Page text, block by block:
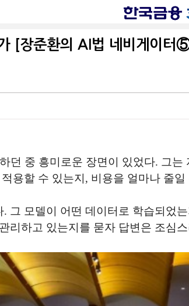
[장준환의 AI법 네비게이터
던 중 흥미로운 장면이 있었다. 그
용할 수 있는지, 비용을 얼마나 줄
그 모델이 어떤 데이터로 학습되었
리하고 있는지를 묻자 답변은 조심